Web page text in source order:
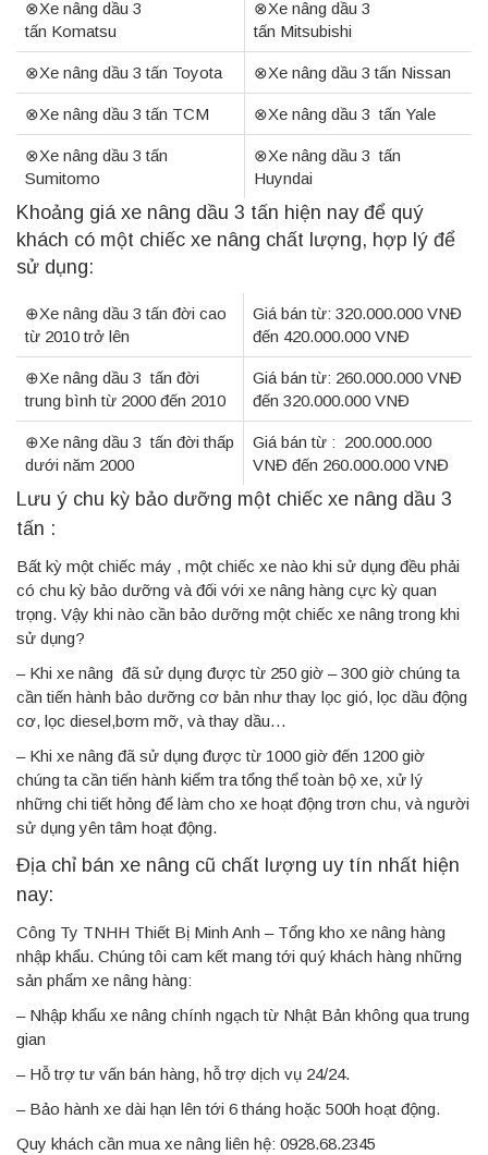
⊗Xe nâng dầu 3
tấn Komatsu
⊗Xe nâng dầu 3
tấn Mitsubishi
⊗Xe nâng dầu 3 tấn Toyota ⊗Xe nâng dầu 3 tấn Nissan
⊗Xe nâng dầu 3 tấn TCM ⊗Xe nâng dầu 3 tấn Yale
⊗Xe nâng dầu 3 tấn
Sumitomo
⊗Xe nâng dầu 3 tấn
Huyndai
Khoảng giá xe nâng dầu 3 tấn hiện nay để quý
khách có một chiếc xe nâng chất lượng, hợp lý để
sử dụng:
⊕Xe nâng dầu 3 tấn đời cao
từ 2010 trở lên
Giá bán từ: 320.000.000 VNĐ
đến 420.000.000 VNĐ
⊕Xe nâng dầu 3 tấn đời
trung bình từ 2000 đến 2010
Giá bán từ: 260.000.000 VNĐ
đến 320.000.000 VNĐ
⊕Xe nâng dầu 3 tấn đời thấp
dưới năm 2000
Giá bán từ : 200.000.000
VNĐ đến 260.000.000 VNĐ
Lưu ý chu kỳ bảo dưỡng một chiếc xe nâng dầu 3
tấn :
Bất kỳ một chiếc máy , một chiếc xe nào khi sử dụng đều phải
có chu kỳ bảo dưỡng và đối với xe nâng hàng cực kỳ quan
trọng. Vậy khi nào cần bảo dưỡng một chiếc xe nâng trong khi
sử dụng?
– Khi xe nâng đã sử dụng được từ 250 giờ – 300 giờ chúng ta
cần tiến hành bảo dưỡng cơ bản như thay lọc gió, lọc dầu động
cơ, lọc diesel,bơm mỡ, và thay dầu…
– Khi xe nâng đã sử dụng được từ 1000 giờ đến 1200 giờ
chúng ta cần tiến hành kiểm tra tổng thể toàn bộ xe, xử lý
những chi tiết hỏng để làm cho xe hoạt động trơn chu, và người
sử dụng yên tâm hoạt động.
Địa chỉ bán xe nâng cũ chất lượng uy tín nhất hiện
nay:
Công Ty TNHH Thiết Bị Minh Anh – Tổng kho xe nâng hàng
nhập khẩu. Chúng tôi cam kết mang tới quý khách hàng những
sản phẩm xe nâng hàng:
– Nhập khẩu xe nâng chính ngạch từ Nhật Bản không qua trung
gian
– Hỗ trợ tư vấn bán hàng, hỗ trợ dịch vụ 24/24.
– Bảo hành xe dài hạn lên tới 6 tháng hoặc 500h hoạt động.
Quy khách cần mua xe nâng liên hệ: 0928.68.2345